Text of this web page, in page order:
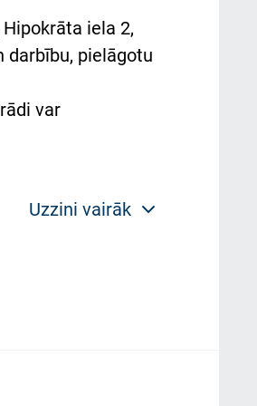
iela 2,
pielāgotu
var
Uzzini vairāk